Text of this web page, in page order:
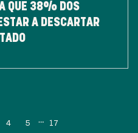
QUE 38% DOS
A DESCARTAR
4 5 17